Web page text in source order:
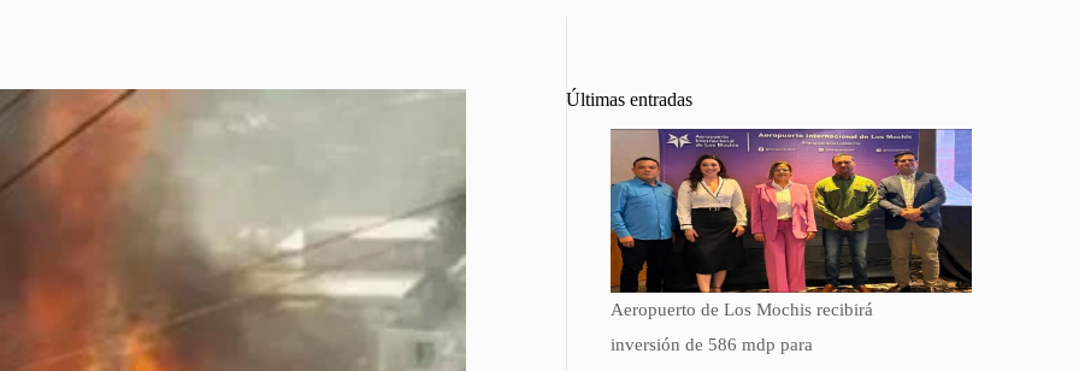
Últimas entradas
Aeropuerto de Los Mochis recibirá
inversión de 586 mdp para